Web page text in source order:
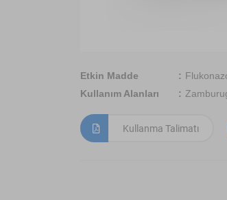
Etkin Madde
Kullanım Alanları
Kullanma Talimatı